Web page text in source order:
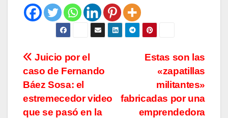
Navegación
de
entradas
Estas son las
«zapatillas
militantes»
fabricadas por una
emprendedora
Juicio por el
caso de Fernando
Báez Sosa: el
estremecedor video
que se pasó en la